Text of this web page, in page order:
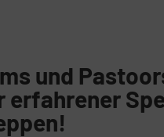
und
erfahrener